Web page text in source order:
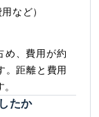
など）
め、費用が約
。距離と費用
たか